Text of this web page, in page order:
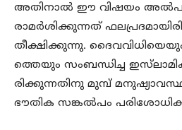
അതിനാൽ ഈ വിഷയം അൽപം
രാമർശിക്കുന്നത്
തീക്ഷിക്കുന്നു.
ത്തെയും സംബന്ധിച്ച
രിക്കുന്നതിനു മുമ്പ്
ഭൗതിക സങ്കൽപം